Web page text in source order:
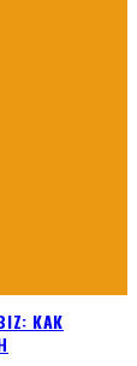
КАК